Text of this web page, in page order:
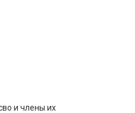
и члены их